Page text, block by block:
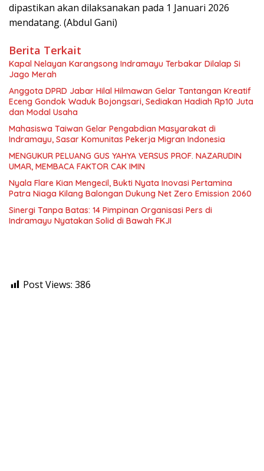
dipastikan akan dilaksanakan pada 1 Januari 2026
mendatang. (Abdul Gani)
Berita Terkait
Kapal Nelayan Karangsong Indramayu Terbakar Dilalap Si
Jago Merah
Anggota DPRD Jabar Hilal Hilmawan Gelar Tantangan Kreatif
Eceng Gondok Waduk Bojongsari, Sediakan Hadiah Rp10 Juta
dan Modal Usaha
Mahasiswa Taiwan Gelar Pengabdian Masyarakat di
Indramayu, Sasar Komunitas Pekerja Migran Indonesia
MENGUKUR PELUANG GUS YAHYA VERSUS PROF. NAZARUDIN
UMAR, MEMBACA FAKTOR CAK IMIN
Nyala Flare Kian Mengecil, Bukti Nyata Inovasi Pertamina
Patra Niaga Kilang Balongan Dukung Net Zero Emission 2060
Sinergi Tanpa Batas: 14 Pimpinan Organisasi Pers di
Indramayu Nyatakan Solid di Bawah FKJI
Post Views: 386